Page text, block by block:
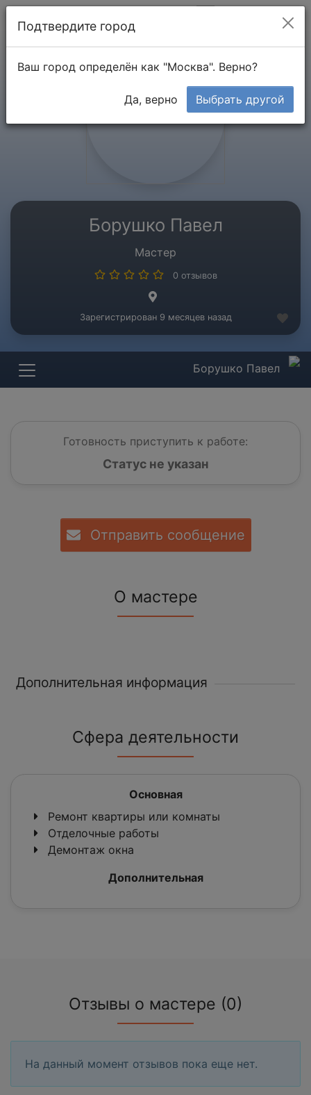
Борушко Павел
Мастер
0 отзывов
Зарегистрирован 9 месяцев назад
Борушко Павел
Готовность приступить к работе:
Статус не указан
Отправить сообщение
О мастере
Дополнительная информация
Сфера деятельности
Основная
Ремонт квартиры или комнаты
Отделочные работы
Демонтаж окна
Дополнительная
Отзывы о мастере (0)
На данный момент отзывов пока еще нет.
Подтвердите город
Ваш город определён как "Москва". Верно?
Да, верно Выбрать другой